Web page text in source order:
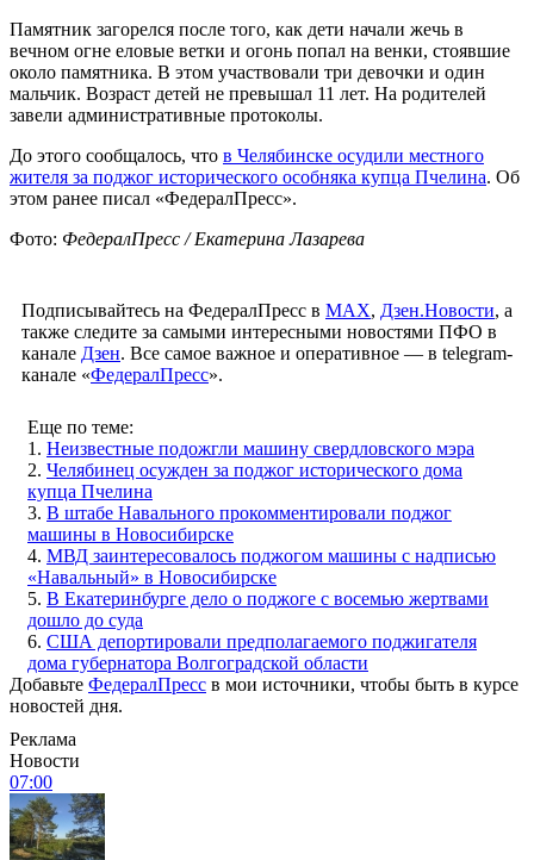
Памятник загорелся после того, как дети начали жечь в
вечном огне еловые ветки и огонь попал на венки, стоявшие
около памятника. В этом участвовали три девочки и один
мальчик. Возраст детей не превышал 11 лет. На родителей
завели административные протоколы.
До этого сообщалось, что в Челябинске осудили местного
жителя за поджог исторического особняка купца Пчелина. Об
этом ранее писал «ФедералПресс».
Фото: ФедералПресс / Екатерина Лазарева
Подписывайтесь на ФедералПресс в МАХ, Дзен.Новости, а
также следите за самыми интересными новостями ПФО в
канале Дзен. Все самое важное и оперативное — в telegram-
канале «ФедералПресс».
Еще по теме:
1. Неизвестные подожгли машину свердловского мэра
2. Челябинец осужден за поджог исторического дома
купца Пчелина
3. В штабе Навального прокомментировали поджог
машины в Новосибирске
4. МВД заинтересовалось поджогом машины с надписью
«Навальный» в Новосибирске
5. В Екатеринбурге дело о поджоге с восемью жертвами
дошло до суда
6. США депортировали предполагаемого поджигателя
дома губернатора Волгоградской области
Добавьте ФедералПресс в мои источники, чтобы быть в курсе
новостей дня.
Реклама
Новости
07:00